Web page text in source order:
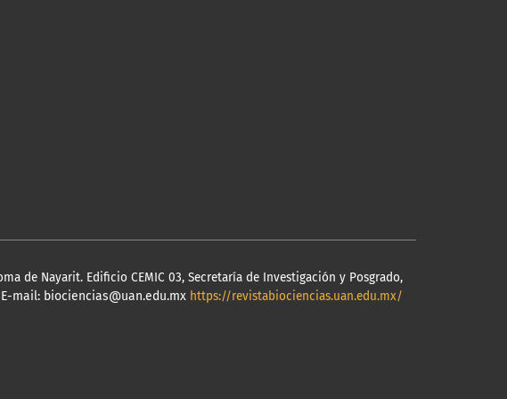
de Nayarit. Edificio CEMIC 03, Secretaría de Investigación y Posgrado,
E-mail: biociencias@uan.edu.mx https://revistabiociencias.uan.edu.mx/